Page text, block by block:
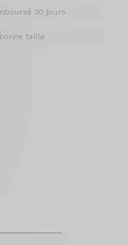
vos Options
30 jours
taille